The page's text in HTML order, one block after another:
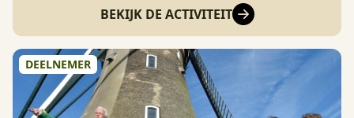
BEKIJK DE ACTIVITEIT
DEELNEMER